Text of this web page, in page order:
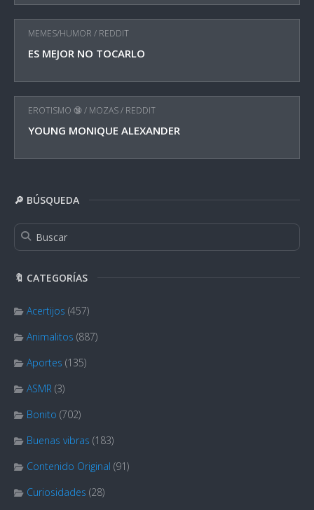
MEMES/HUMOR / REDDIT
ES MEJOR NO TOCARLO
EROTISMO 🔞/ MOZAS/ REDDIT
YOUNG MONIQUE ALEXANDER
🔎 BÚSQUEDA
🔖 CATEGORÍAS
Acertijos (457)
Animalitos (887)
Aportes (135)
ASMR (3)
Bonito (702)
Buenas vibras (183)
Contenido Original (91)
Curiosidades (28)